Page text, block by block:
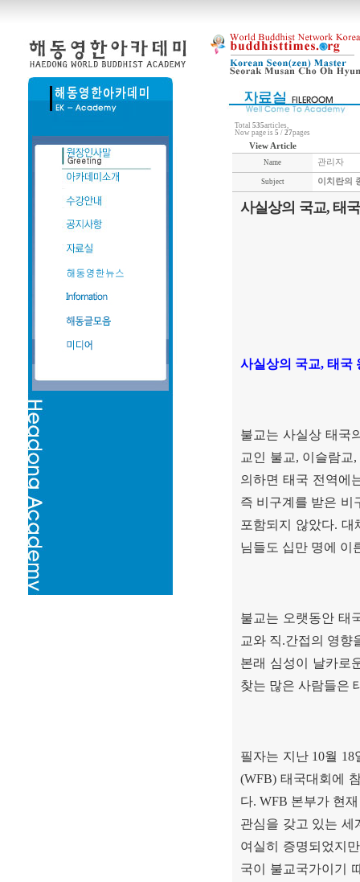
Total 535articles,
Now page is 5 / 27pages
View Article
Name 관리자
Subject 이치란의
사실상의 국교, 태
사실상의 국교, 태국
불교는 사실상 태국
교인 불교, 이슬람교,
의하면 태국 전역에
즉 비구계를 받은 비
포함되지 않았다.대
님들도 십만 명에 이
불교는 오랫동안 태
교와 직.간접의 영향
본래 심성이 날카로
찾는 많은 사람들은
필자는 지난 10월 18
(WFB)태국대회에
다. WFB 본부가 현
관심을 갖고 있는 세
여실히 증명되었지만
국이 불교국가이기